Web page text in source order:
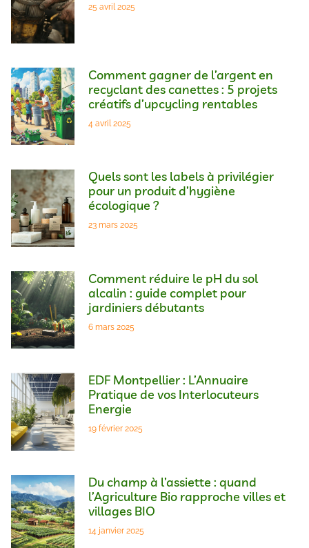
25 avril 2025
Comment gagner de l’argent en
recyclant des canettes : 5 projets
créatifs d’upcycling rentables
4 avril 2025
Quels sont les labels à privilégier
pour un produit d’hygiène
écologique ?
23 mars 2025
Comment réduire le pH du sol
alcalin : guide complet pour
jardiniers débutants
6 mars 2025
EDF Montpellier : L’Annuaire
Pratique de vos Interlocuteurs
Energie
19 février 2025
Du champ à l’assiette : quand
l’Agriculture Bio rapproche villes et
villages BIO
14 janvier 2025